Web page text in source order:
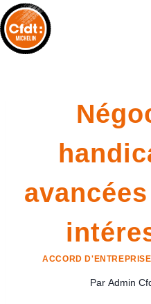
ACCORD D'ENTREPRISE
Par Admin